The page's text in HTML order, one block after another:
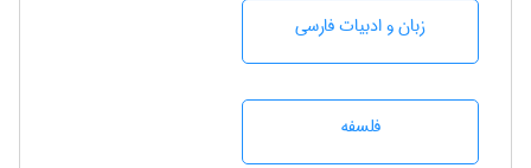
زبان و ادبيات فارسی
فلسفه